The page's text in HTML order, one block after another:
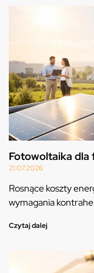
Fotowoltaika dla
21.07.2026
Rosnące koszty
wymagania
Czytaj dalej